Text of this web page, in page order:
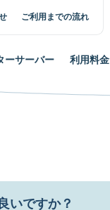
ーサーバー 利用料金
ご利用までの流れ
いですか？